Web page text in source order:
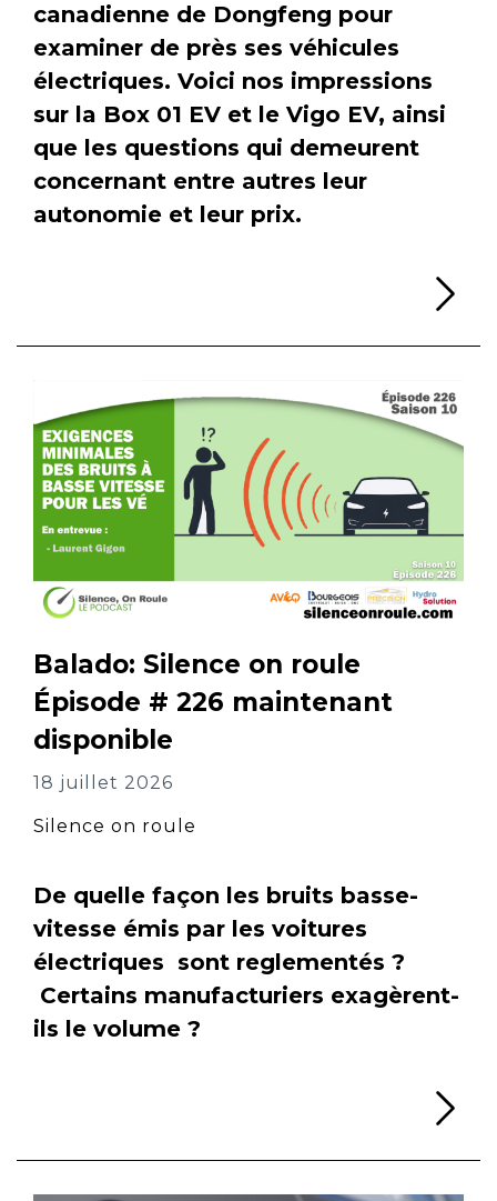
canadienne de Dongfeng pour
examiner de près ses véhicules
électriques. Voici nos impressions
sur la Box 01 EV et le Vigo EV, ainsi
que les questions qui demeurent
concernant entre autres leur
autonomie et leur prix.
Balado: Silence on roule
Épisode # 226 maintenant
disponible
18 juillet 2026
Silence on roule
De quelle façon les bruits basse-
vitesse émis par les voitures
électriques sont reglementés ?
Certains manufacturiers exagèrent-
ils le volume ?